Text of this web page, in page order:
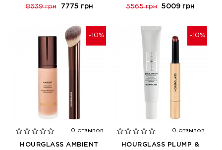
8639 грн 7775 грн 5565 грн 5009 грн
-10%
0 отзывов
HOURGLASS AMBIENT
-10%
0 отзывов
HOURGLASS PLUMP &